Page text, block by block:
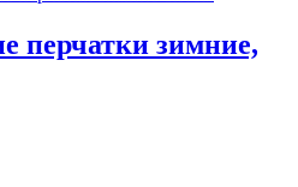
перчатки зимние,